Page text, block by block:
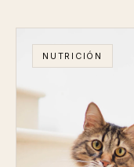
NUTRICIÓN